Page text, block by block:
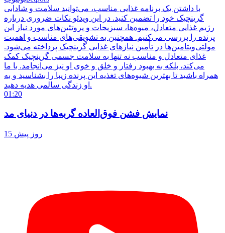
با داشتن یک برنامه غذایی مناسب، می‌توانید سلامت و شادابی
گرینچیک خود را تضمین کنید. در این ویدئو نکات ضروری درباره
رژیم غذایی متعادل، میوه‌ها، سبزیجات و پروتئین‌های مورد نیاز این
پرنده را بررسی می‌کنیم. همچنین به تشویقی‌های مناسب و اهمیت
مولتی‌ویتامین‌ها در تأمین نیازهای غذایی گرینچیک پرداخته می‌شود.
غذای متعادل و مناسب نه تنها به سلامت جسمی گرینچیک کمک
می‌کند، بلکه به بهبود رفتار و خلق و خوی او نیز می‌انجامد. با ما
همراه باشید تا بهترین شیوه‌های تغذیه این پرنده زیبا را بشناسید و به
او زندگی سالمی هدیه دهید.
01:20
نمایش فشن فوق‌العاده گربه‌ها در دنیای مد
15 روز پیش